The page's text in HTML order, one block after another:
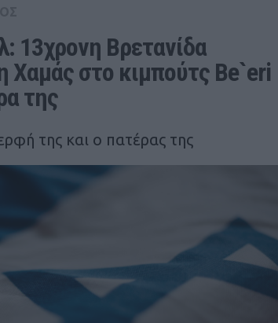
13χρονη Βρετανίδα
στο κιμπούτς Be`eri
της
της και ο πατέρας της